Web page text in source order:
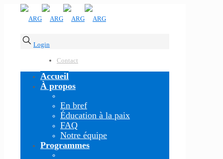
Login
Contact
Accueil
À propos
En bref
Éducation à la paix
FAQ
Notre équipe
Programmes